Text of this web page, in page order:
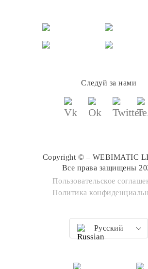
Следуй за нами
Copyright © – WEBIMATIC
Все права защищены
Пользовательское
Политика
Русский